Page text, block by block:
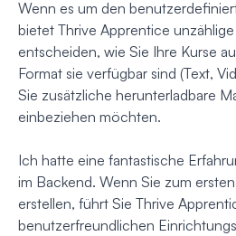
Wenn es um den
bietet Thrive Apprentice
entscheiden, wie Sie Ihre Kurse
Format sie verfügbar sind (Text,
Sie zusätzliche herunterladbare
einbeziehen möchten.
Ich hatte eine fantastische
im Backend. Wenn Sie zum
erstellen, führt Sie Thrive
benutzerfreundlichen